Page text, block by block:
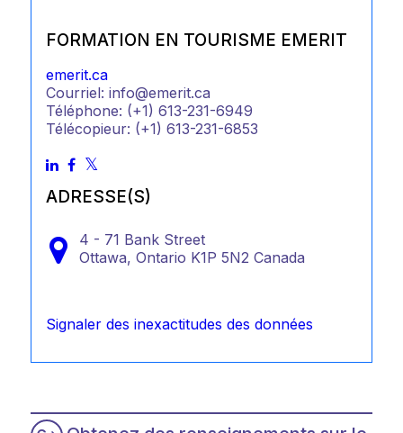
FORMATION EN TOURISME EMERIT
emerit.ca
Courriel: info@emerit.ca
Téléphone: (+1) 613-231-6949
Télécopieur: (+1) 613-231-6853
ADRESSE(S)
4 - 71 Bank Street
Ottawa, Ontario K1P 5N2 Canada
Signaler des inexactitudes des données